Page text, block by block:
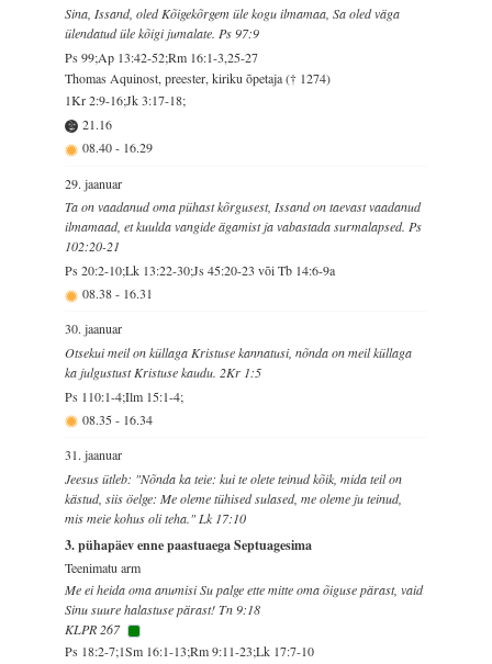
Sina, Issand, oled Kõigekõrgem üle kogu ilmamaa, Sa oled väga
ülendatud üle kõigi jumalate. Ps 97:9
Ps 99;Ap 13:42-52;Rm 16:1-3,25-27
Thomas Aquinost, preester, kiriku õpetaja († 1274)
1Kr 2:9-16;Jk 3:17-18;
21.16
08.40- 16.29
29. jaanuar
Ta on vaadanud oma pühast kõrgusest, Issand on taevast vaadanud
ilmamaad, et kuulda vangide ägamist ja vabastada surmalapsed. Ps
102:20-21
Ps 20:2-10;Lk 13:22-30;Js 45:20-23 või Tb 14:6-9a
08.38- 16.31
30. jaanuar
Otsekui meil on küllaga Kristuse kannatusi, nõnda on meil küllaga
ka julgustust Kristuse kaudu. 2Kr 1:5
Ps 110:1-4;Ilm 15:1-4;
08.35- 16.34
31. jaanuar
Jeesus ütleb: "Nõnda ka teie: kui te olete teinud kõik, mida teil on
kästud, siis öelge: Me oleme tühised sulased, me oleme ju teinud,
mis meie kohus oli teha." Lk 17:10
3. pühapäev enne paastuaega Septuagesima
Teenimatu arm
Me ei heida oma anumisi Su palge ette mitte oma õiguse pärast, vaid
Sinu suure halastuse pärast! Tn 9:18
KLPR 267
Ps 18:2-7;1Sm 16:1-13;Rm 9:11-23;Lk 17:7-10